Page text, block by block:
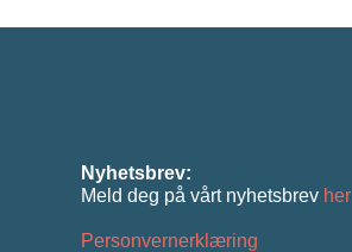
Nyhetsbrev:
Meld deg på vårt nyhetsbrev her
Personvernerklæring